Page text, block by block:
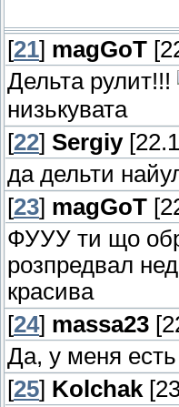
[21] magGoT
Дельта рулит!!!
низькувата
[22] Sergiy
да дельти
[23] magGoT
ФУУУ ти що
розпредвал
красива
[24] massa23
Да, у меня
[25] Kolchak